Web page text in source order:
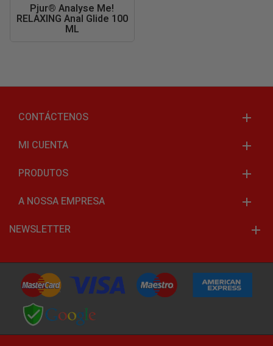
Pjur® Analyse Me!
RELAXING Anal Glide 100
ML
CONTÁCTENOS
MI CUENTA
PRODUTOS
A NOSSA EMPRESA
NEWSLETTER